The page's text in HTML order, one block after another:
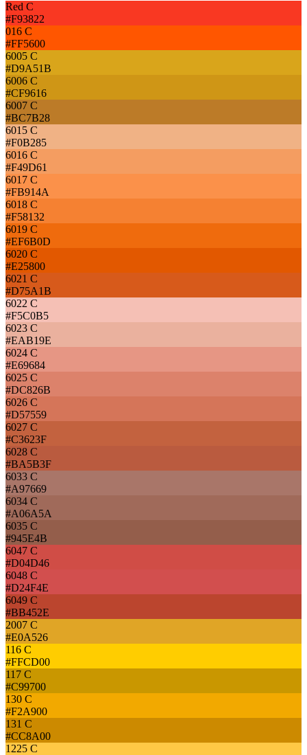
Red C
#F93822
016 C
#FF5600
6005 C
#D9A51B
6006 C
#CF9616
6007 C
#BC7B28
6015 C
#F0B285
6016 C
#F49D61
6017 C
#FB914A
6018 C
#F58132
6019 C
#EF6B0D
6020 C
#E25800
6021 C
#D75A1B
6022 C
#F5C0B5
6023 C
#EAB19E
6024 C
#E69684
6025 C
#DC826B
6026 C
#D57559
6027 C
#C3623F
6028 C
#BA5B3F
6033 C
#A97669
6034 C
#A06A5A
6035 C
#945E4B
6047 C
#D04D46
6048 C
#D24F4E
6049 C
#BB452E
2007 C
#E0A526
116 C
#FFCD00
117 C
#C99700
130 C
#F2A900
131 C
#CC8A00
1225 C